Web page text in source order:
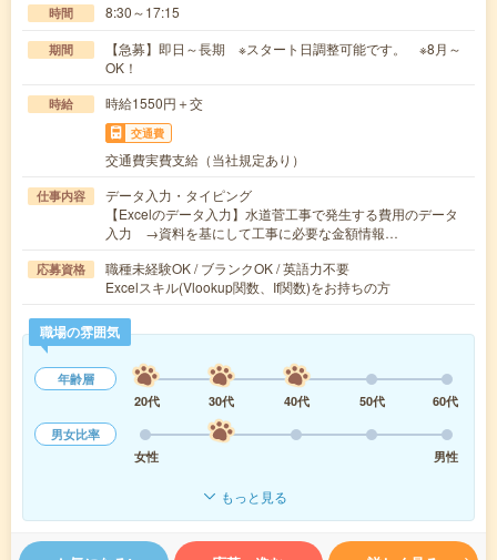
時間 8:30～17:15
期間
【急募】即日～長期 ※スタート日調整可能です。 ※8月～
OK！
時給 時給1550円＋交
交通費
交通費実費支給（当社規定あり）
仕事内容
データ入力・タイピング
【Excelのデータ入力】水道菅工事で発生する費用のデータ
入力 →資料を基にして工事に必要な金額情報…
応募資格
職種未経験OK / ブランクOK / 英語力不要
Excelスキル(Vlookup関数、If関数)をお持ちの方
職場の雰囲気
年齢層
20代
30代 40代 50代
60代
男女比率
女性
男性
もっと見る